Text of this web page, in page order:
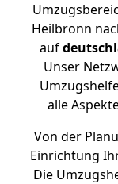
Heilbronn
auf
Unser
alle
Von der
Einrichtung
Die